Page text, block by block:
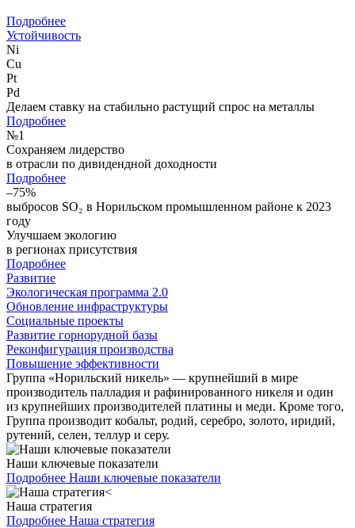
Подробнее
Устойчивость
Ni
Cu
Pt
Pd
Делаем ставку на стабильно растущий спрос на металлы
Подробнее
№1
Сохраняем лидерство
в отрасли по дивидендной доходности
Подробнее
–75%
выбросов SO₂ в Норильском промышленном районе к 2023
году
Улучшаем экологию
в регионах присутствия
Подробнее
Развитие
Экологическая программа 2.0
Обновление инфраструктуры
Социальные проекты
Развитие горнорудной базы
Реконфигурация производства
Повышение эффективности
Группа «Норильский никель» — крупнейший в мире
производитель палладия и рафинированного никеля и один
из крупнейших производителей платины и меди. Кроме того,
Группа производит кобальт, родий, серебро, золото, иридий,
рутений, селен, теллур и серу.
Наши ключевые показатели
Подробнее Наши ключевые показатели
Наша стратегия
Подробнее Наша стратегия